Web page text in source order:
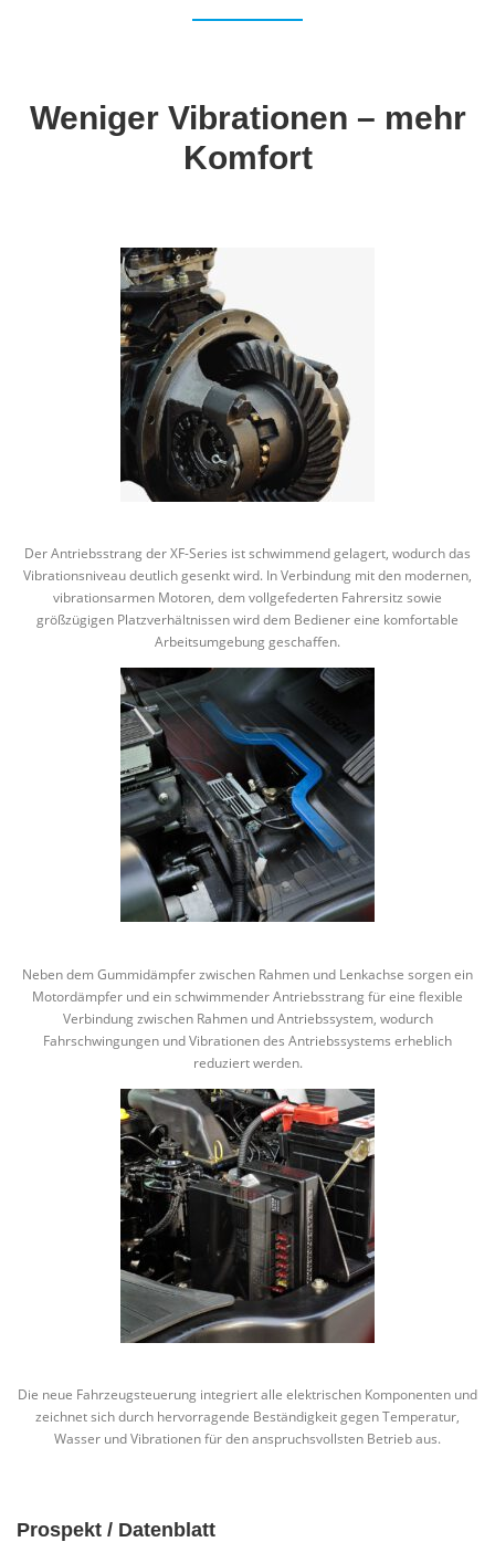
Weniger Vibrationen – mehr
Komfort
Der Antriebsstrang der XF-Series ist schwimmend gelagert, wodurch das
Vibrationsniveau deutlich gesenkt wird. In Verbindung mit den modernen,
vibrationsarmen Motoren, dem vollgefederten Fahrersitz sowie
größzügigen Platzverhältnissen wird dem Bediener eine komfortable
Arbeitsumgebung geschaffen.
Neben dem Gummidämpfer zwischen Rahmen und Lenkachse sorgen ein
Motordämpfer und ein schwimmender Antriebsstrang für eine flexible
Verbindung zwischen Rahmen und Antriebssystem, wodurch
Fahrschwingungen und Vibrationen des Antriebssystems erheblich
reduziert werden.
Die neue Fahrzeugsteuerung integriert alle elektrischen Komponenten und
zeichnet sich durch hervorragende Beständigkeit gegen Temperatur,
Wasser und Vibrationen für den anspruchsvollsten Betrieb aus.
Prospekt / Datenblatt